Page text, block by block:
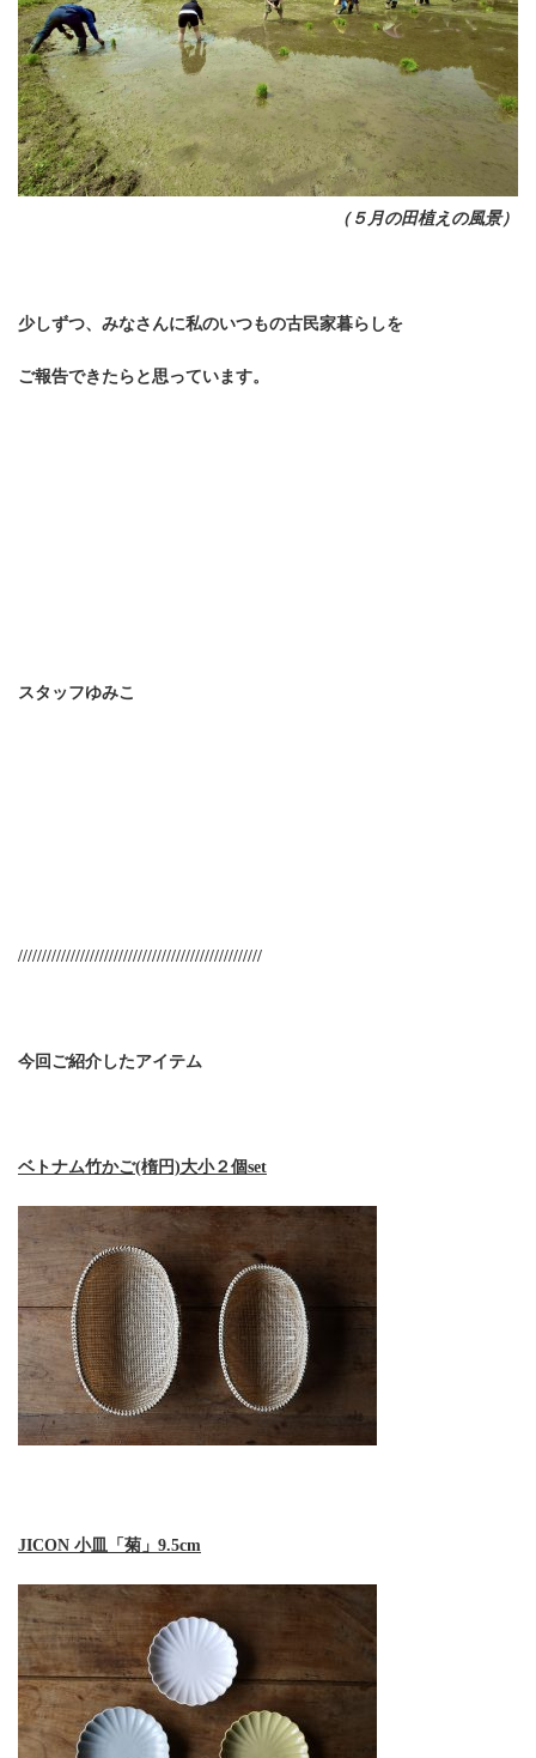
（５月の田植えの風景）
少しずつ、 みなさんに私のいつもの古民家暮らしを
ご報告できたらと思っています。
スタッフゆみこ
///////////////////////////////////////////////////
今回ご紹介したアイテム
ベトナム竹かご(楕円)大小２個set
JICON 小皿「菊」9.5cm